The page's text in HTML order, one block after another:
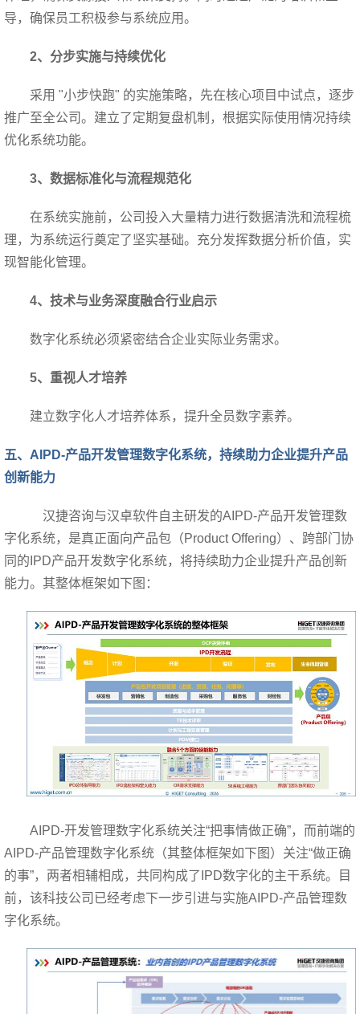
导，确保员工积极参与系统应用。
2、分步实施与持续优化
采用 "小步快跑" 的实施策略，先在核心项目中试点，逐步
推广至全公司。建立了定期复盘机制，根据实际使用情况持续
优化系统功能。
3、数据标准化与流程规范化
在系统实施前，公司投入大量精力进行数据清洗和流程梳
理，为系统运行奠定了坚实基础。充分发挥数据分析价值，实
现智能化管理。
4、技术与业务深度融合行业启示
数字化系统必须紧密结合企业实际业务需求。
5、重视人才培养
建立数字化人才培养体系，提升全员数字素养。
五、AIPD-产品开发管理数字化系统，持续助力企业提升产品
创新能力
汉捷咨询与汉卓软件自主研发的AIPD-产品开发管理数
字化系统，是真正面向产品包（Product Offering）、跨部门协
同的IPD产品开发数字化系统，将持续助力企业提升产品创新
能力。其整体框架如下图：
AIPD-开发管理数字化系统关注“把事情做正确”，而前端的
AIPD-产品管理数字化系统（其整体框架如下图）关注“做正确
的事”，两者相辅相成，共同构成了IPD数字化的主干系统。目
前，该科技公司已经考虑下一步引进与实施AIPD-产品管理数
字化系统。